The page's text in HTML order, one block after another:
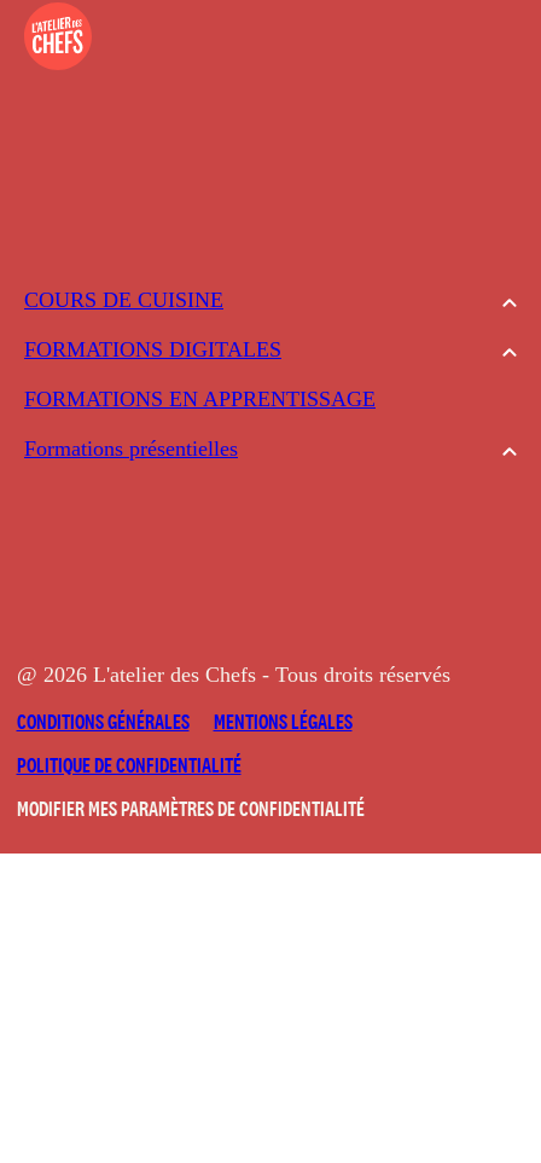
COURS DE CUISINE
FORMATIONS DIGITALES
FORMATIONS EN APPRENTISSAGE
Formations présentielles
@ 2026 L'atelier des Chefs - Tous droits réservés
CONDITIONS GÉNÉRALES
MENTIONS LÉGALES
POLITIQUE DE CONFIDENTIALITÉ
MODIFIER MES PARAMÈTRES DE CONFIDENTIALITÉ